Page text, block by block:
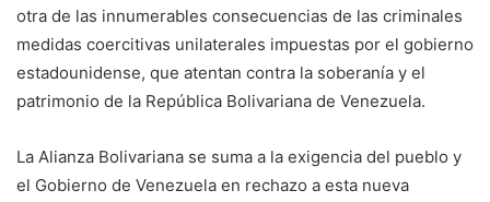
otra de las innumerables consecuencias de las criminales
medidas coercitivas unilaterales impuestas por el gobierno
estadounidense, que atentan contra la soberanía y el
patrimonio de la República Bolivariana de Venezuela.
La Alianza Bolivariana se suma a la exigencia del pueblo y
el Gobierno de Venezuela en rechazo a esta nueva